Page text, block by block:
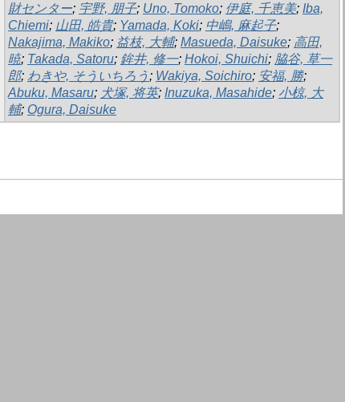
財センター; 宇野, 朋子; Uno, Tomoko; 伊庭, 千恵美; Iba,
Chiemi; 山田, 皓貴; Yamada, Koki; 中嶋, 麻起子;
Nakajima, Makiko; 益枝, 大輔; Masueda, Daisuke; 高田,
暁; Takada, Satoru; 鉾井, 修一; Hokoi, Shuichi; 脇谷, 草一
郎; わきや, そういちろう ; Wakiya, Soichiro; 安福, 勝;
Abuku, Masaru; 犬塚, 将英; Inuzuka, Masahide; 小椋, 大
輔; Ogura, Daisuke